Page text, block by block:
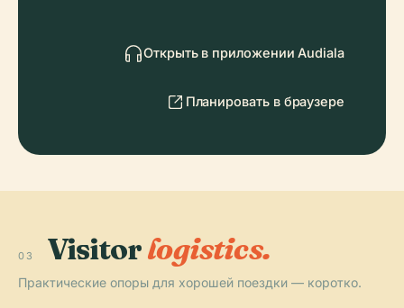
Открыть в приложении Audiala
Планировать в браузере
03 Visitorlogistics.
Практические опоры для хорошей поездки — коротко.